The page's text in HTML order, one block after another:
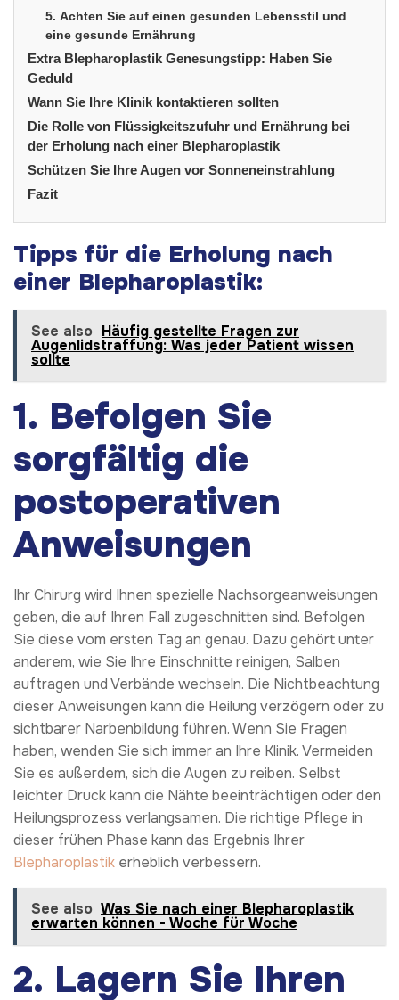
5. Achten Sie auf einen gesunden Lebensstil und
eine gesunde Ernährung
Extra Blepharoplastik Genesungstipp: Haben Sie
Geduld
Wann Sie Ihre Klinik kontaktieren sollten
Die Rolle von Flüssigkeitszufuhr und Ernährung bei
der Erholung nach einer Blepharoplastik
Schützen Sie Ihre Augen vor Sonneneinstrahlung
Fazit
Tipps für die Erholung nach
einer Blepharoplastik:
See also Häufig gestellte Fragen zur
Augenlidstraffung: Was jeder Patient wissen
sollte
1. Befolgen Sie
sorgfältig die
postoperativen
Anweisungen
Ihr Chirurg wird Ihnen spezielle Nachsorgeanweisungen
geben, die auf Ihren Fall zugeschnitten sind. Befolgen
Sie diese vom ersten Tag an genau. Dazu gehört unter
anderem, wie Sie Ihre Einschnitte reinigen, Salben
auftragen und Verbände wechseln. Die Nichtbeachtung
dieser Anweisungen kann die Heilung verzögern oder zu
sichtbarer Narbenbildung führen. Wenn Sie Fragen
haben, wenden Sie sich immer an Ihre Klinik. Vermeiden
Sie es außerdem, sich die Augen zu reiben. Selbst
leichter Druck kann die Nähte beeinträchtigen oder den
Heilungsprozess verlangsamen. Die richtige Pflege in
dieser frühen Phase kann das Ergebnis Ihrer
Blepharoplastik erheblich verbessern.
See also Was Sie nach einer Blepharoplastik
erwarten können - Woche für Woche
2. Lagern Sie Ihren